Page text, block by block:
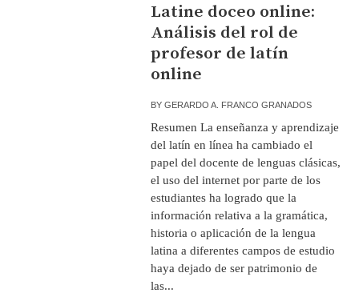
Latine doceo online:
Análisis del rol de
profesor de latín
online
BYGERARDO A. FRANCO GRANADOS
Resumen La enseñanza y aprendizaje
del latín en línea ha cambiado el
papel del docente de lenguas clásicas,
el uso del internet por parte de los
estudiantes ha logrado que la
información relativa a la gramática,
historia o aplicación de la lengua
latina a diferentes campos de estudio
haya dejado de ser patrimonio de
las...